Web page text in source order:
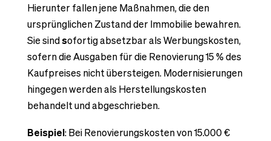
Hierunter fallen jene Maßnahmen, die den
ursprünglichen Zustand der Immobilie bewahren.
Sie sindsofortig absetzbar als Werbungskosten,
sofern die Ausgaben für die Renovierung 15 % des
Kaufpreises nicht übersteigen. Modernisierungen
hingegen werden als Herstellungskosten
behandelt und abgeschrieben.
Beispiel: Bei Renovierungskosten von 15.000 €